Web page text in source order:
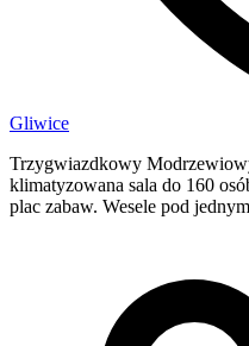
Gliwice
Trzygwiazdkowy
klimatyzowana sala do 160
plac zabaw. Wesele pod